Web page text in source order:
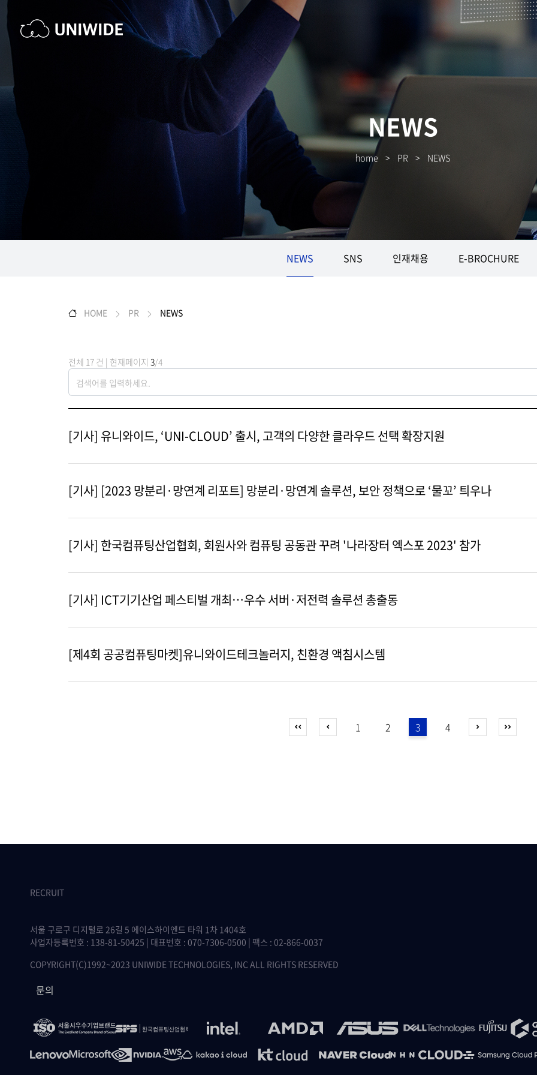
NEWS
home > PR > NEWS
NEWS SNS 인재채용 E-BROCHURE
HOME PR NEWS
전체 17 건 | 현재페이지 3/4
[기사] 유니와이드, ‘UNI-CLOUD’ 출시, 고객의 다양한 클라우드 선택 확장지원
[기사] [2023 망분리·망연계 리포트] 망분리·망연계 솔루션, 보안 정책으로 ‘물꼬’ 틔우나
[기사] 한국컴퓨팅산업협회, 회원사와 컴퓨팅 공동관 꾸려 '나라장터 엑스포 2023' 참가
[기사] ICT기기산업 페스티벌 개최…우수 서버·저전력 솔루션 총출동
[제4회 공공컴퓨팅마켓]유니와이드테크놀러지, 친환경 액침시스템
1 2 3 4
RECRUIT
서울 구로구 디지털로 26길 5 에이스하이엔드 타워 1차 1404호
사업자등록번호 : 138-81-50425 | 대표번호 : 070-7306-0500 | 팩스 : 02-866-0037
COPYRIGHT(C)1992~2023 UNIWIDE TECHNOLOGIES, INC ALL RIGHTS RESERVED
문의